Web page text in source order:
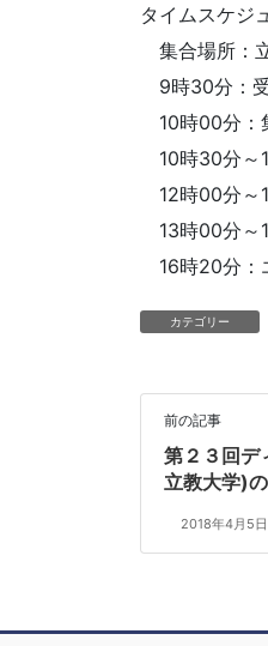
タイムスケジ
集合場所：
9時30分：
10時00分：
10時30分～
12時00分～
13時00分～
16時20分：
カテゴリー
前の記事
第２３回
立教大学)
2018年4月5日